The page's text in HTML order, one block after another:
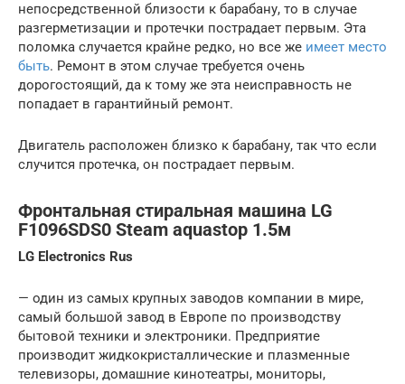
непосредственной близости к барабану, то в случае
разгерметизации и протечки пострадает первым. Эта
поломка случается крайне редко, но все же имеет место
быть. Ремонт в этом случае требуется очень
дорогостоящий, да к тому же эта неисправность не
попадает в гарантийный ремонт.
Двигатель расположен близко к барабану, так что если
случится протечка, он пострадает первым.
Фронтальная стиральная машина LG
F1096SDS0 Steam aquastop 1.5м
LG Electronics Rus
— один из самых крупных заводов компании в мире,
самый большой завод в Европе по производству
бытовой техники и электроники. Предприятие
производит жидкокристаллические и плазменные
телевизоры, домашние кинотеатры, мониторы,